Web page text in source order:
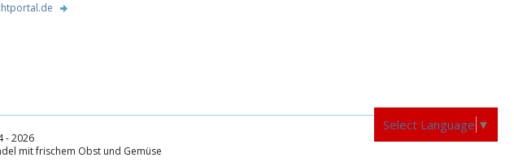
- 2026
mit frischem Obst und Gemüse
Select Language ▼